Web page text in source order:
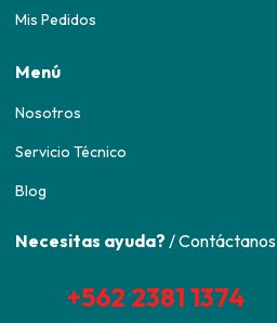
Mis Pedidos
Menú
Nosotros
Servicio Técnico
Blog
Necesitas ayuda? / Contáctanos
+562 2381 1374